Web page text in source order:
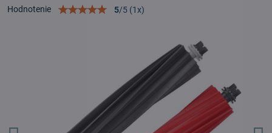
Hodnotenie 5/5 (1x)